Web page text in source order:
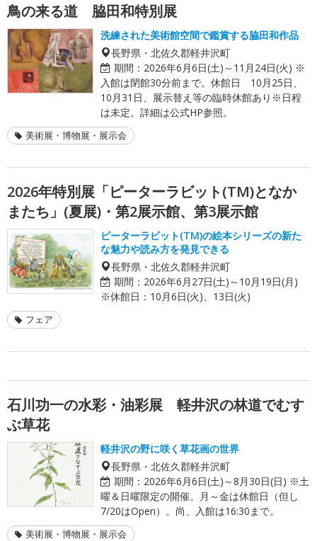
鳥の来る道 脇田和特別展
洗練された美術館空間で鑑賞する脇田和作品
長野県・北佐久郡軽井沢町
期間： 2026年6月6日(土)～11月24日(火) ※
入館は閉館30分前まで。休館日 10月25日、
10月31日、展示替え等の臨時休館あり※日程
は未定。詳細は公式HP参照。
美術展・博物展・展示会
2026年特別展「ピーターラビット(TM)となか
またち」(夏展)・第2展示館、第3展示館
ピーターラビット(TM)の絵本シリーズの新た
な魅力や読み方を発見できる
長野県・北佐久郡軽井沢町
期間： 2026年6月27日(土)～10月19日(月)
※休館日：10月6日(火)、13日(火)
フェア
石川功一の水彩・油彩展 軽井沢の林道でむす
ぶ草花
軽井沢の野に咲く草花画の世界
長野県・北佐久郡軽井沢町
期間： 2026年6月6日(土)～8月30日(日) ※土
曜＆日曜限定の開催。月～金は休館日（但し
7/20はOpen）。尚、入館は16:30まで。
美術展・博物展・展示会